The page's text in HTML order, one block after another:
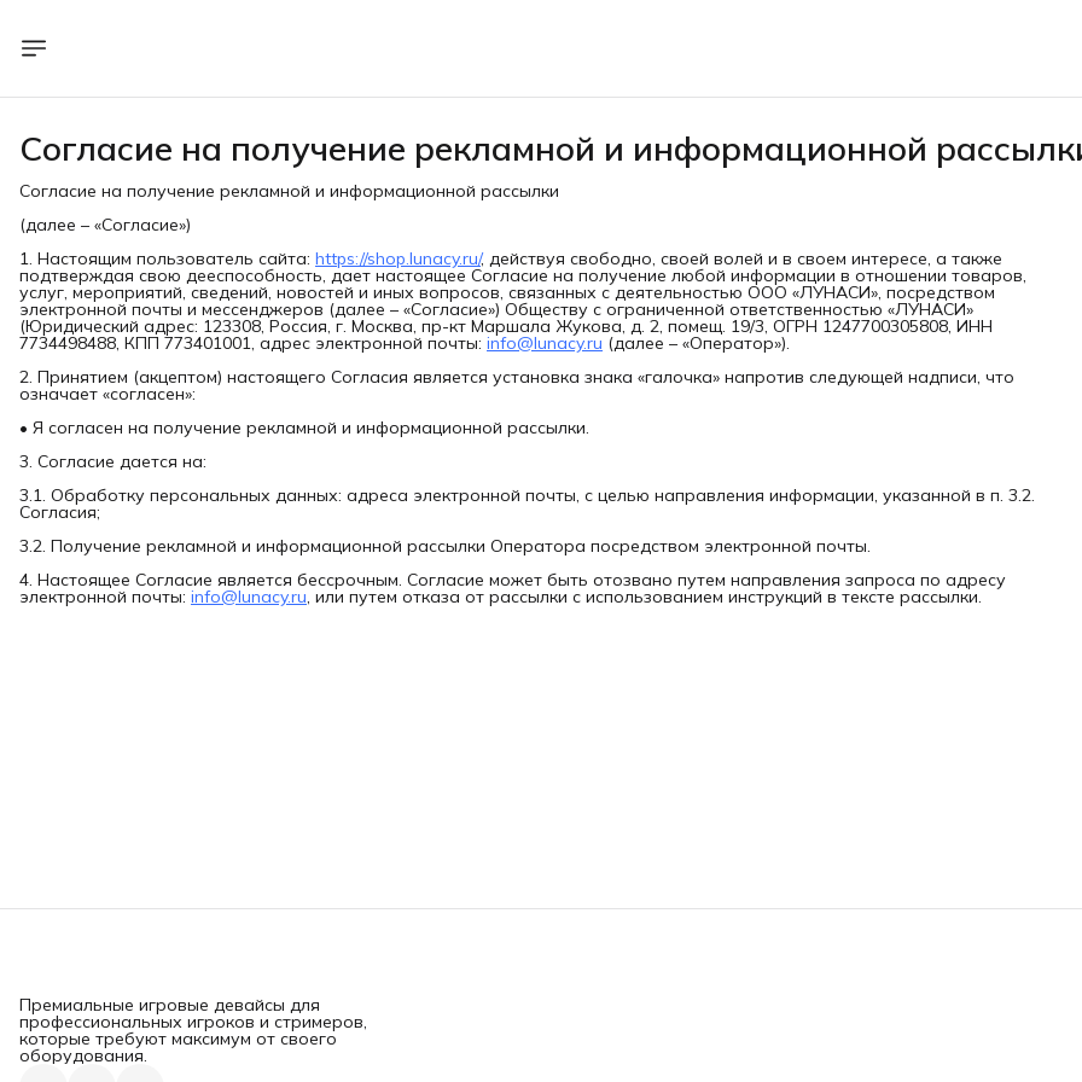
Согласие на получение рекламной и информационной
­Согласие на получение рекламной и информационной рассылки
(далее – «Согласие»)
1. Настоящим пользователь сайта: https://shop.lunacy.ru/, действуя свободно, своей волей и в своем интересе, а также
подтверждая свою дееспособность, дает настоящее Согласие на получение любой информации в отношении товаров,
услуг, мероприятий, сведений, новостей и иных вопросов, связанных с деятельностью ООО «ЛУНАСИ», посредством
электронной почты и мессенджеров (далее – «Согласие») Обществу с ограниченной ответственностью «ЛУНАСИ»
(Юридический адрес: 123308, Россия, г. Москва, пр-кт Маршала Жукова, д. 2, помещ. 19/3, ОГРН 1247700305808, ИНН
7734498488, КПП 773401001, адрес электронной почты: info@lunacy.ru (далее – «Оператор»).
2. Принятием (акцептом) настоящего Согласия является установка знака «галочка» напротив следующей надписи, что
означает «согласен»:
• Я согласен на получение рекламной и информационной рассылки.
3. Согласие дается на:
3.1. Обработку персональных данных: адреса электронной почты, с целью направления информации, указанной в п. 3.2.
Согласия;
3.2. Получение рекламной и информационной рассылки Оператора посредством электронной почты.
4. Настоящее Согласие является бессрочным. Согласие может быть отозвано путем направления запроса по адресу
электронной почты: info@lunacy.ru, или путем отказа от рассылки с использованием инструкций в тексте рассылки.
Премиальные игровые девайсы для
профессиональных игроков и стримеров,
которые требуют максимум от своего
оборудования.